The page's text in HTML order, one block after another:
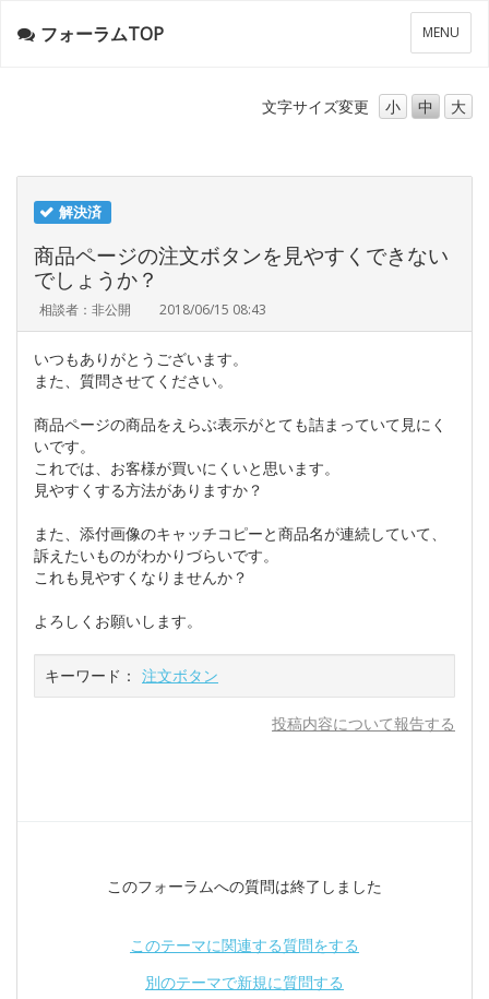
メ
ニ
ー
MENU
フォーラムTOP
文字サイズ変更 小 中 大
解決済
商品ページの注文ボタンを見やすくできない
でしょうか？
相談者：非公開 2018/06/15 08:43
いつもありがとうございます。
また、質問させてください。
商品ページの商品をえらぶ表示がとても詰まっていて見にく
いです。
これでは、お客様が買いにくいと思います。
見やすくする方法がありますか？
また、添付画像のキャッチコピーと商品名が連続していて、
訴えたいものがわかりづらいです。
これも見やすくなりませんか？
よろしくお願いします。
キーワード： 注文ボタン
投稿内容について報告する
このフォーラムへの質問は終了しました
このテーマに関連する質問をする
別のテーマで新規に質問する